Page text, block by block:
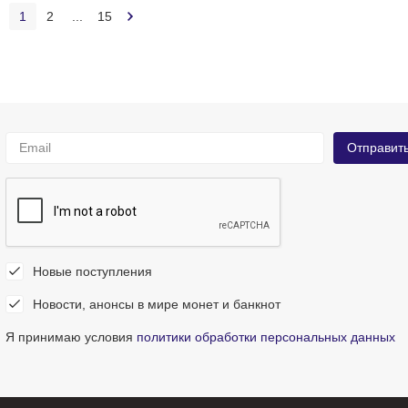
1 2 15
Новые поступления
Новости, анонсы в мире монет и банкнот
Я принимаю условия политики обработки персональных данных